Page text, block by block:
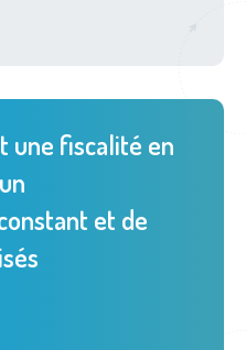
une fiscalité en
et de